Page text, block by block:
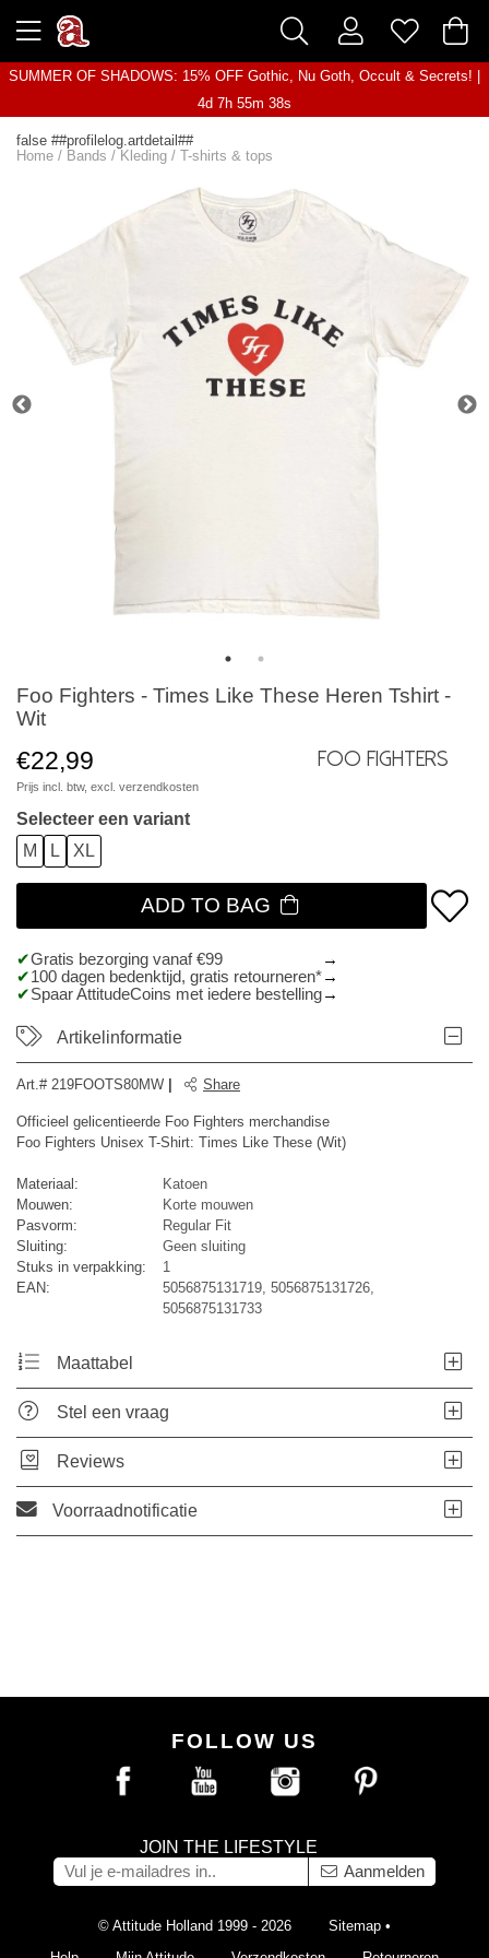
SUMMER OF SHADOWS: 15% OFF Gothic, Nu Goth, Occult & Secrets! |
4d 7h 55m 38s
false ##profilelog.artdetail##
Home / Bands / Kleding / T-shirts & tops
Foo Fighters - Times Like These Heren Tshirt -
Wit
€22,99
Prijs incl. btw, excl. verzendkosten
Foo Fighters
Selecteer een variant
M
L XL
ADD TO BAG
Gratis bezorging vanaf €99
100 dagen bedenktijd, gratis retourneren*
Spaar AttitudeCoins met iedere bestelling
Artikelinformatie
Art.# 219FOOTS80MW Share
Officieel gelicentieerde Foo Fighters merchandise
Foo Fighters Unisex T-Shirt: Times Like These (Wit)
Materiaal:
Katoen
Mouwen:
Korte mouwen
Pasvorm:
Regular Fit
Sluiting:
Geen sluiting
Stuks in verpakking:
1
EAN:
5056875131719, 5056875131726,
5056875131733
Maattabel
Stel een vraag
Reviews
Voorraadnotificatie
FOLLOW US
JOIN THE LIFESTYLE
Aanmelden
© Attitude Holland 1999 - 2026 Sitemap •